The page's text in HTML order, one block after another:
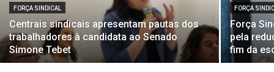
FORÇA SINDICAL
Centrais sindicais apresentam pautas dos
trabalhadores à candidata ao Senado
Simone Tebet
FORÇA
Força
pela
fim da